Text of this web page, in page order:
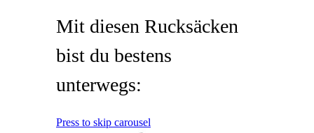
Mit diesen Rucksäcken
bist du bestens
unterwegs:
Press to skip carousel